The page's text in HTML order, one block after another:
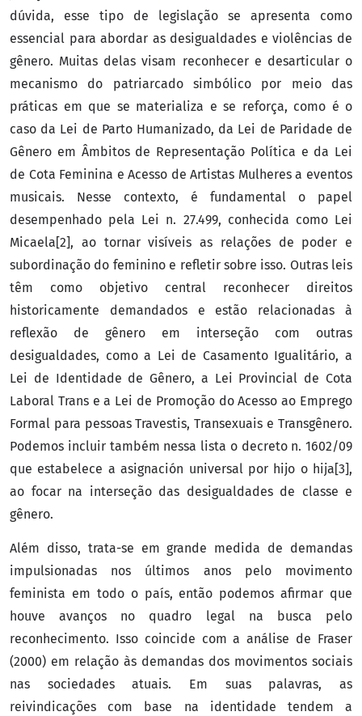
dúvida, esse tipo de legislação se apresenta como
essencial para abordar as desigualdades e violências de
gênero. Muitas delas visam reconhecer e desarticular o
mecanismo do patriarcado simbólico por meio das
práticas em que se materializa e se reforça, como é o
caso da Lei de Parto Humanizado, da Lei de Paridade de
Gênero em Âmbitos de Representação Política e da Lei
de Cota Feminina e Acesso de Artistas Mulheres a eventos
musicais. Nesse contexto, é fundamental o papel
desempenhado pela Lei n. 27.499, conhecida como Lei
Micaela[2], ao tornar visíveis as relações de poder e
subordinação do feminino e refletir sobre isso. Outras leis
têm como objetivo central reconhecer direitos
historicamente demandados e estão relacionadas à
reflexão de gênero em interseção com outras
desigualdades, como a Lei de Casamento Igualitário, a
Lei de Identidade de Gênero, a Lei Provincial de Cota
Laboral Trans e a Lei de Promoção do Acesso ao Emprego
Formal para pessoas Travestis, Transexuais e Transgênero.
Podemos incluir também nessa lista o decreto n. 1602/09
que estabelece a asignación universal por hijo o hija[3],
ao focar na interseção das desigualdades de classe e
gênero.
Além disso, trata-se em grande medida de demandas
impulsionadas nos últimos anos pelo movimento
feminista em todo o país, então podemos afirmar que
houve avanços no quadro legal na busca pelo
reconhecimento. Isso coincide com a análise de Fraser
(2000) em relação às demandas dos movimentos sociais
nas sociedades atuais. Em suas palavras, as
reivindicações com base na identidade tendem a